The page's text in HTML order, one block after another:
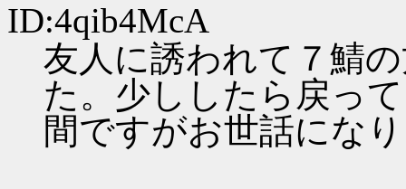
ID:4qib4McA
友人に誘われて７鯖
た。少ししたら戻っ
間ですがお世話にな